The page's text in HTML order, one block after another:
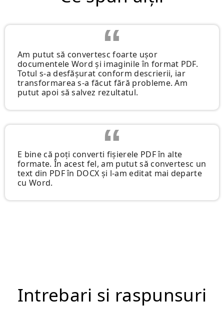
Am putut să convertesc foarte ușor
documentele Word și imaginile în format PDF.
Totul s-a desfășurat conform descrierii, iar
transformarea s-a făcut fără probleme. Am
putut apoi să salvez rezultatul.
E bine că poți converti fișierele PDF în alte
formate. În acest fel, am putut să convertesc un
text din PDF în DOCX și l-am editat mai departe
cu Word.
Intrebari si raspunsuri